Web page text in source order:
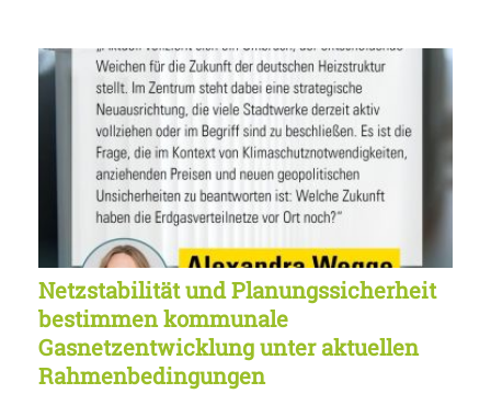
Netzstabilität und Planungssicherheit
bestimmen kommunale
Gasnetzentwicklung unter aktuellen
Rahmenbedingungen